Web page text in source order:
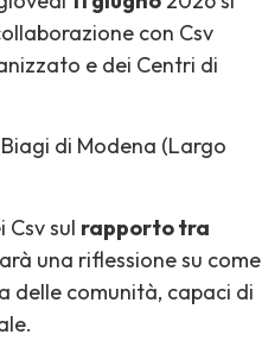
con Csv
e dei Centri di
Biagi di Modena (Largo
sul rapporto tra
una riflessione su come
delle comunità, capaci di